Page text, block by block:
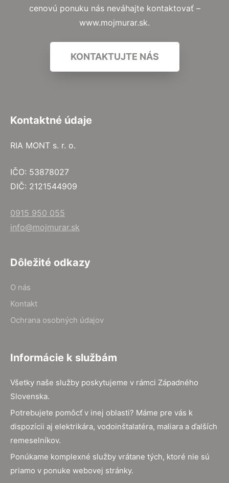
cenovú ponuku nás neváhajte kontaktovať –
www.mojmurar.sk.
KONTAKTUJTE NÁS
Kontaktné údaje
RIA MONT s. r. o.
IČO: 53878027
DIČ: 2121544909
0915 950 055
info@mojmurar.sk
Dôležité odkazy
O nás
Kontakt
Ochrana osobných údajov
Informácie k službám
Všetky naše služby poskytujeme v rámci Západného
Slovenska.
Potrebujete pomôcť v inej oblasti? Máme pre vás k
dispozícii aj elektrikára, vodoinštalatéra, maliara a ďalších
remeselníkov.
Ponúkame komplexné služby vrátane tých, ktoré nie sú
priamo v ponuke webovej stránky.